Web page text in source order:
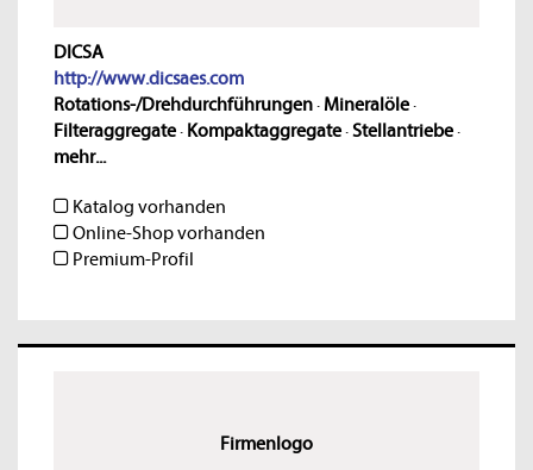
DICSA
http://www.dicsaes.com
Rotations-/Drehdurchführungen· Mineralöle·
Filteraggregate· Kompaktaggregate·Stellantriebe·
mehr...
Katalog vorhanden
Online-Shop vorhanden
Premium-Profil
Firmenlogo